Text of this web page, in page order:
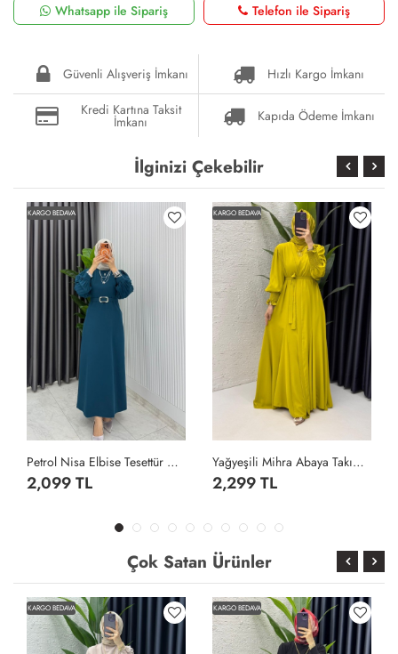
Whatsapp ile Sipariş
Telefon ile Sipariş
Güvenli Alışveriş İmkanı
Hızlı Kargo İmkanı
Kredi Kartına Taksit
İmkanı Kapıda Ödeme İmkanı
İlginizi Çekebilir
KARGO BEDAVA
Petrol Nisa Elbise Tesettür Giyim Petrol Yeşili
2,099 TL
KARGO BEDAVA
Yağyeşili Mihra Abaya Takım Tesettür Giyim Yağ Yeşili
2,299 TL
Çok Satan Ürünler
KARGO BEDAVA KARGO BEDAVA